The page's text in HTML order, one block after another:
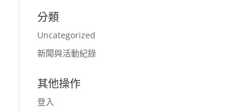
分類
Uncategorized
新聞與活動紀錄
其他操作
登入